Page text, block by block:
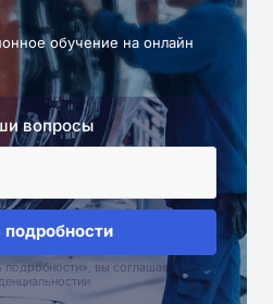
обучение на онлайн
вопросы
подробности
подробности», вы соглашаетесь с